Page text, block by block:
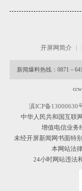
开屏网简介
新闻爆料热线：0871－
滇ICP备13000630
中华人民共和国互联
增值电信业务
未经开屏新闻网书面特
本网站法
24小时网站违法